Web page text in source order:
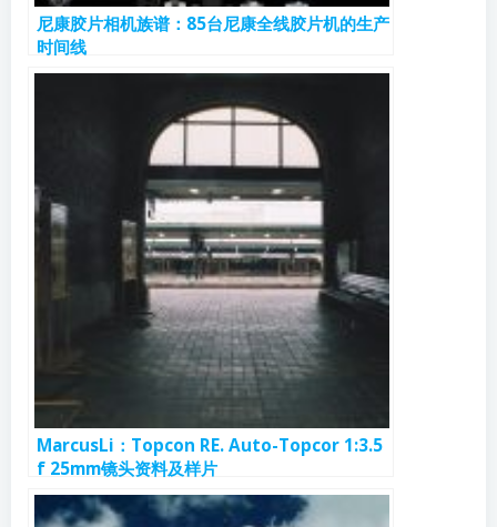
尼康胶片相机族谱：85台尼康全线胶片机的生产
时间线
MarcusLi：Topcon RE. Auto-Topcor 1:3.5
f 25mm镜头资料及样片